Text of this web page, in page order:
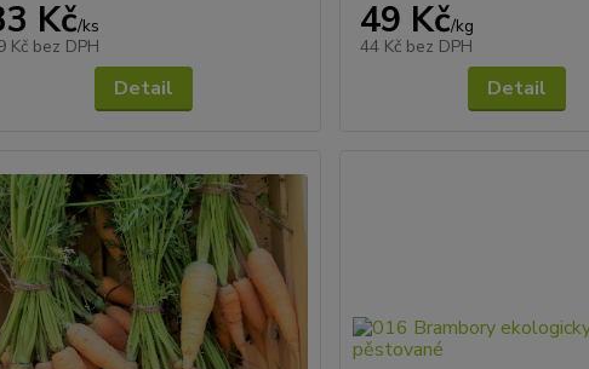
Kč/ks
Kč bez DPH
Detail
49 Kč/kg
44 Kč bez DPH
Detail